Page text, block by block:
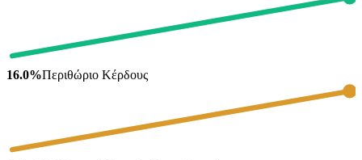
16.0%Περιθώριο Κέρδους